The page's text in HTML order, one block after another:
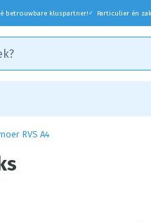
betrouwbare kluspartner! ✓ Particulier én
RVS A4